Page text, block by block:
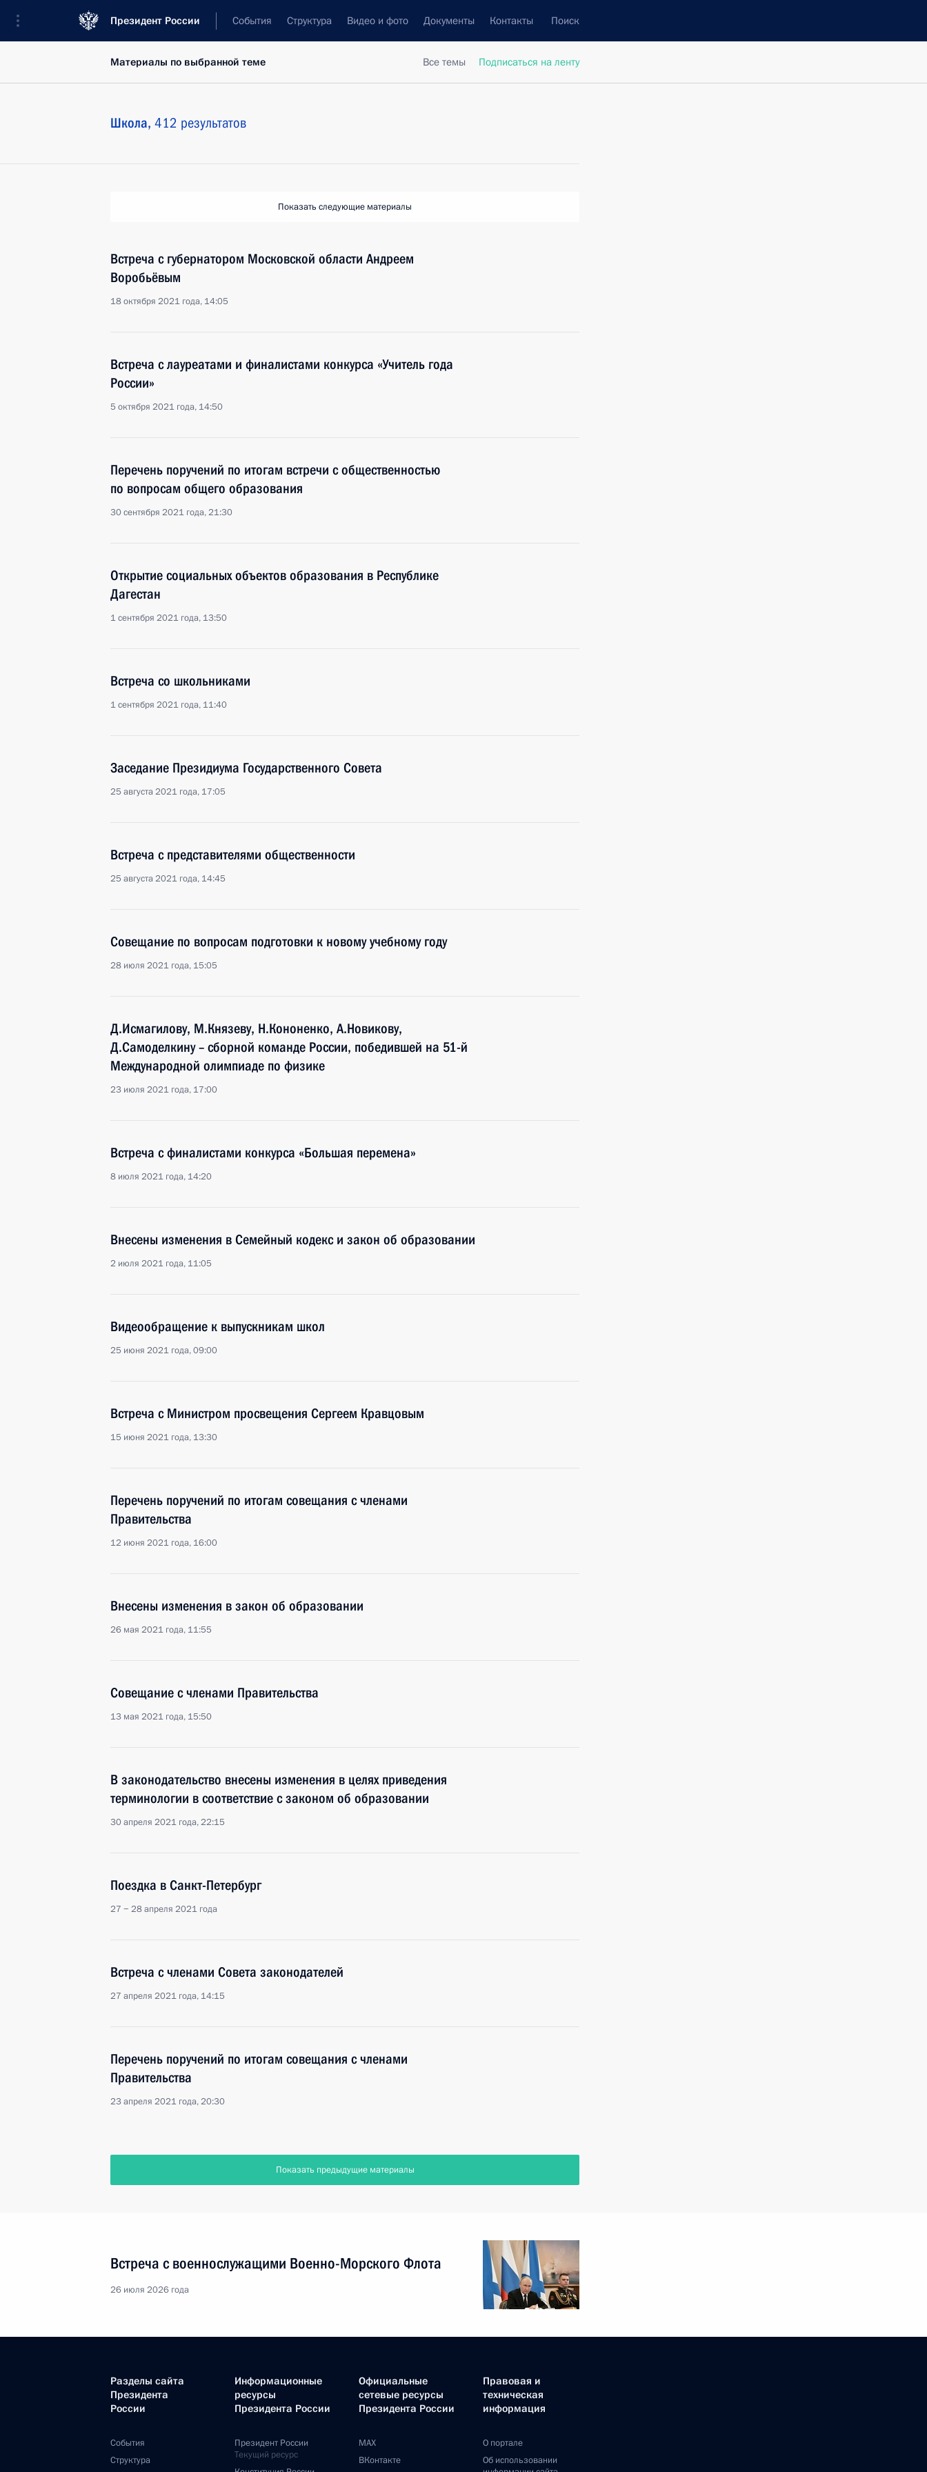
Президент России События Структура Видео и фото Документы Контакты Поиск
Все темы Подписаться на ленту
Материалы по выбранной теме
Школа, 412 результатов
Показать следующие материалы
Встреча с губернатором Московской области Андреем
Воробьёвым
18 октября 2021 года, 14:05
Встреча с лауреатами и финалистами конкурса «Учитель года
России»
5 октября 2021 года, 14:50
Перечень поручений по итогам встречи с общественностью
по вопросам общего образования
30 сентября 2021 года, 21:30
Открытие социальных объектов образования в Республике
Дагестан
1 сентября 2021 года, 13:50
Встреча со школьниками
1 сентября 2021 года, 11:40
Заседание Президиума Государственного Совета
25 августа 2021 года, 17:05
Встреча с представителями общественности
25 августа 2021 года, 14:45
Совещание по вопросам подготовки к новому учебному году
28 июля 2021 года, 15:05
Д.Исмагилову, М.Князеву, Н.Кононенко, А.Новикову,
Д.Самоделкину – сборной команде России, победившей на 51-й
Международной олимпиаде по физике
23 июля 2021 года, 17:00
Встреча с финалистами конкурса «Большая перемена»
8 июля 2021 года, 14:20
Внесены изменения в Семейный кодекс и закон об образовании
2 июля 2021 года, 11:05
Видеообращение к выпускникам школ
25 июня 2021 года, 09:00
Встреча с Министром просвещения Сергеем Кравцовым
15 июня 2021 года, 13:30
Перечень поручений по итогам совещания с членами
Правительства
12 июня 2021 года, 16:00
Внесены изменения в закон об образовании
26 мая 2021 года, 11:55
Совещание с членами Правительства
13 мая 2021 года, 15:50
В законодательство внесены изменения в целях приведения
терминологии в соответствие с законом об образовании
30 апреля 2021 года, 22:15
Поездка в Санкт-Петербург
27 − 28 апреля 2021 года
Встреча с членами Совета законодателей
27 апреля 2021 года, 14:15
Перечень поручений по итогам совещания с членами
Правительства
23 апреля 2021 года, 20:30
Показать предыдущие материалы
Встреча с военнослужащими Военно-Морского Флота
26 июля 2026 года
Разделы сайта
Президента
России
События
Структура
Информационные
ресурсы
Президента России
Президент России
Текущий ресурс
Официальные
сетевые ресурсы
Президента России
MAX
ВКонтакте
Правовая и
техническая
информация
О портале
Об использовании